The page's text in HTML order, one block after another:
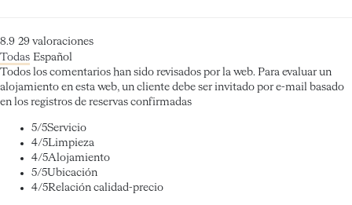
8.9 29 valoraciones
Todas Español
Todos los comentarios han sido revisados por la web. Para evaluar un
alojamiento en esta web, un cliente debe ser invitado por e-mail basado
en los registros de reservas confirmadas
5/5Servicio
4/5Limpieza
4/5Alojamiento
5/5Ubicación
4/5Relación calidad-precio